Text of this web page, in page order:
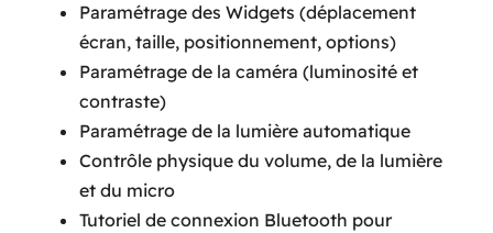
Paramétrage des Widgets (déplacement
écran, taille, positionnement, options)
Paramétrage de la caméra (luminosité et
contraste)
Paramétrage de la lumière automatique
Contrôle physique du volume, de la lumière
et du micro
Tutoriel de connexion Bluetooth pour